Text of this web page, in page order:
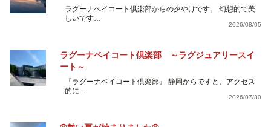
ラグーナベイコート倶楽部からの夕やけです。 幻想的で美
しいです…
2026/08/05
ラグーナベイコート倶楽部 ～ラグジュアリースイ
ート～
『ラグーナベイコート倶楽部』 静岡からですと、アクセス
的に…
2026/07/30